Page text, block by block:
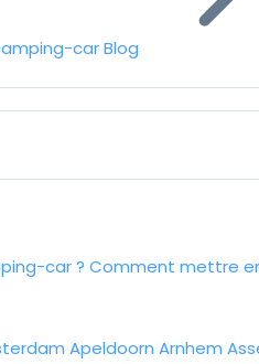
carBlog
car ? Comment mettre
Apeldoorn Arnhem